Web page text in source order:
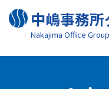
中嶋事務
Nakajima Oﬃce Group